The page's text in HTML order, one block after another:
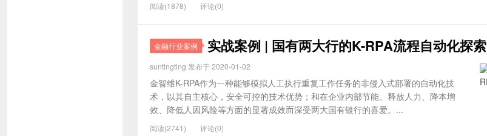
阅读(1878) 评论(0)
金融行业案例 实战案例 | 国有两大行的K-RPA流程自动化探索
suntingting 发布于 2020-01-02
金智维K-RPA作为一种能够模拟人工执行重复工作任务的非侵入式部署的自动化技
术，以其自主核心，安全可控的技术优势；和在企业内部节能、释放人力、降本增
效、降低人因风险等方面的显著成效而深受两大国有银行的喜爱。...
阅读(2741) 评论(0)